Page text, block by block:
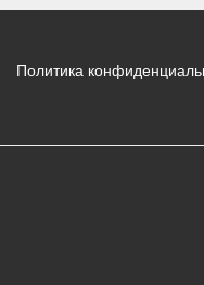
Политика